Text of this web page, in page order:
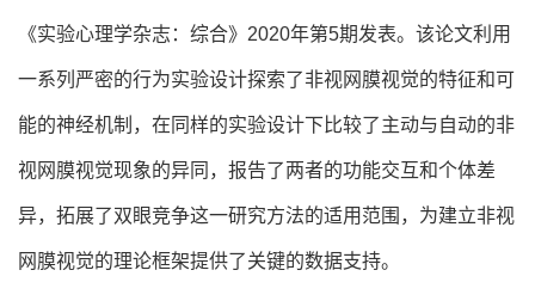
《实验心理学杂志：综合》2020年第5期发表。该论文利用
一系列严密的行为实验设计探索了非视网膜视觉的特征和可
能的神经机制，在同样的实验设计下比较了主动与自动的非
视网膜视觉现象的异同，报告了两者的功能交互和个体差
异，拓展了双眼竞争这一研究方法的适用范围，为建立非视
网膜视觉的理论框架提供了关键的数据支持。